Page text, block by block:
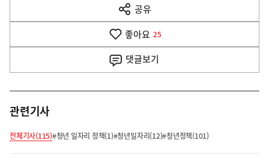
다
음
공유
열
기
좋아요 25
댓글보기
관련기사
전체기사(115)#청년 일자리 정책(1)#청년일자리(12)#청년정책(101)